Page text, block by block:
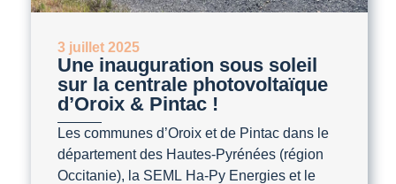
3 juillet 2025
Une inauguration sous soleil
sur la centrale photovoltaïque
d’Oroix & Pintac !
Les communes d’Oroix et de Pintac dans le
département des Hautes-Pyrénées (région
Occitanie), la SEML Ha-Py Energies et le